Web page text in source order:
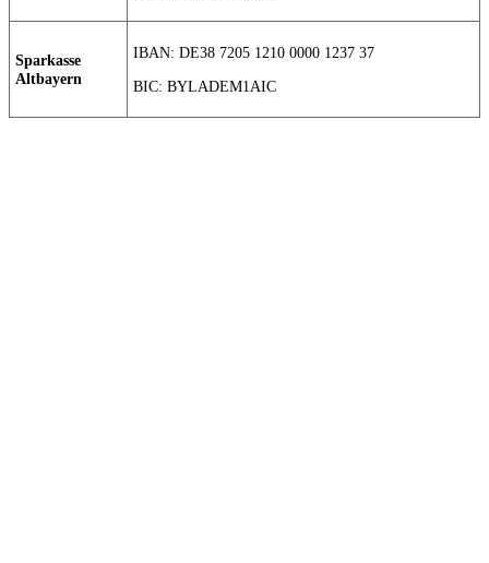
Sparkasse
Altbayern
IBAN: DE38 7205 1210 0000 1237 37
BIC: BYLADEM1AIC